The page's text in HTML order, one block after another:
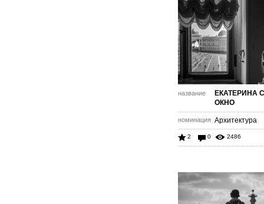
название
ЕКАТЕРИНА
ОКНО
номинация Архитектура
2 0 2486